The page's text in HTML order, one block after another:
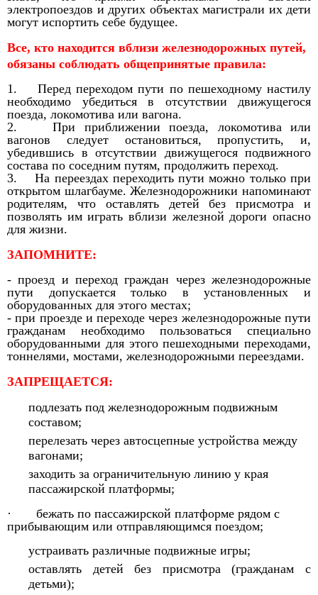
электропоездов и других объектах магистрали их дети
могут испортить себе будущее.
Все, кто находится вблизи железнодорожных путей,
обязаны соблюдать общепринятые правила:
1. Перед переходом пути по пешеходному настилу
необходимо убедиться в отсутствии движущегося
поезда, локомотива или вагона.
2. При приближении поезда, локомотива или
вагонов следует остановиться, пропустить, и,
убедившись в отсутствии движущегося подвижного
состава по соседним путям, продолжить переход.
3. На переездах переходить пути можно только при
открытом шлагбауме. Железнодорожники напоминают
родителям, что оставлять детей без присмотра и
позволять им играть вблизи железной дороги опасно
для жизни.
ЗАПОМНИТЕ:
- проезд и переход граждан через железнодорожные
пути допускается только в установленных и
оборудованных для этого местах;
- при проезде и переходе через железнодорожные пути
гражданам необходимо пользоваться специально
оборудованными для этого пешеходными переходами,
тоннелями, мостами, железнодорожными переездами.
ЗАПРЕЩАЕТСЯ:
подлезать под железнодорожным подвижным
составом;
перелезать через автосцепные устройства между
вагонами;
заходить за ограничительную линию у края
пассажирской платформы;
· бежать по пассажирской платформе рядом с
прибывающим или отправляющимся поездом;
устраивать различные подвижные игры;
оставлять детей без присмотра (гражданам с
детьми);